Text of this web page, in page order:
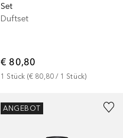
Set
Duftset
€ 80,80
1 Stück (€ 80,80 / 1 Stück)
ANGEBOT